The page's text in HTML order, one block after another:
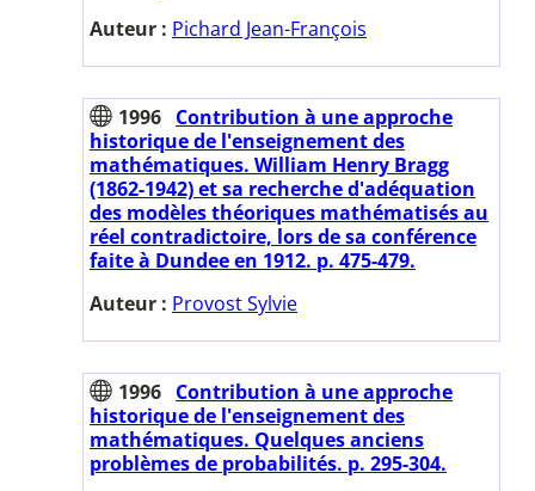
Auteur : Pichard Jean-François
1996 Contribution à une approche
historique de l'enseignement des
mathématiques. William Henry Bragg
(1862-1942) et sa recherche d'adéquation
des modèles théoriques mathématisés au
réel contradictoire, lors de sa conférence
faite à Dundee en 1912. p. 475-479.
Auteur : Provost Sylvie
1996 Contribution à une approche
historique de l'enseignement des
mathématiques. Quelques anciens
problèmes de probabilités. p. 295-304.